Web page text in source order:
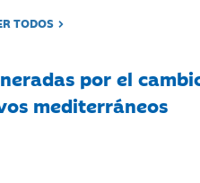
TODOS
por el
mediterráneos